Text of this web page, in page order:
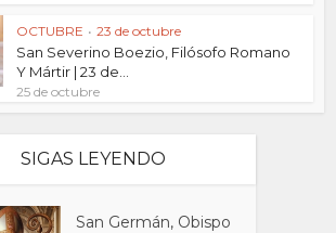
OCTUBRE • 23 de octubre
San Severino Boezio, Filósofo Romano
Y Mártir | 23 de...
25 de octubre
SIGAS LEYENDO
San Germán, Obispo